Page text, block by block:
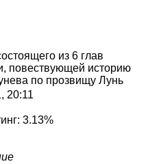
из 6 глав
повествующей историю
по прозвищу Лунь
20:11
3.13%